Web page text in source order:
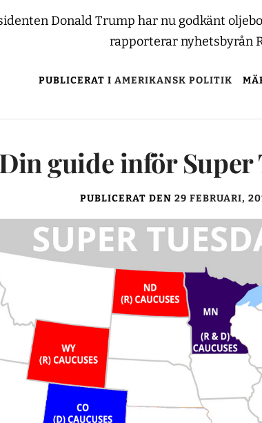
Donald Trump har nu godkänt
rapporterar nyhetsbyrån
PUBLICERAT I AMERIKANSK POLITIK
Din guide inför Super
PUBLICERAT DEN29 FEBRUARI,